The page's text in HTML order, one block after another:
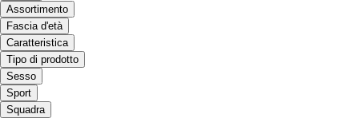
Assortimento
Fascia d'età
Caratteristica
Tipo di prodotto
Sesso
Sport
Squadra